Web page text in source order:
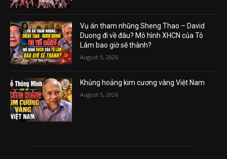
Vụ án tham nhũng Sheng Thao – David
Duong đi về đâu? Mô hình XHCN của Tô
Lâm bao giờ sẽ thành?
August 5, 2026
Khủng hoảng kim cương vàng Việt Nam
August 5, 2026